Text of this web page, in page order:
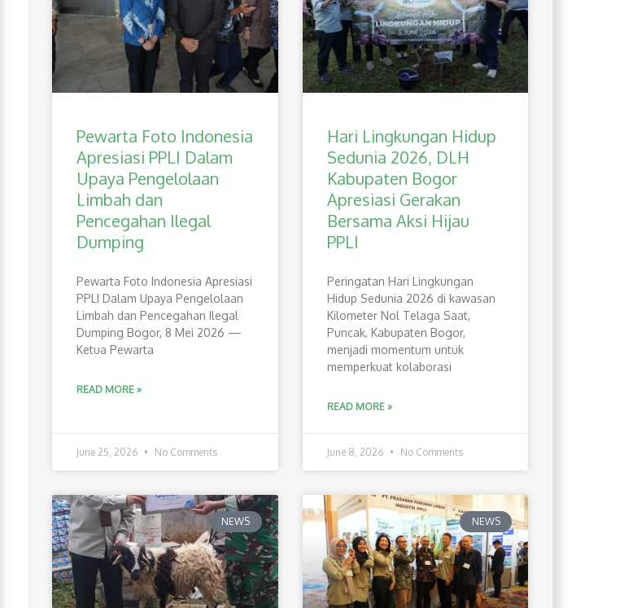
Pewarta Foto Indonesia
Apresiasi PPLI Dalam
Upaya Pengelolaan
Limbah dan
Pencegahan Ilegal
Dumping
Pewarta Foto Indonesia Apresiasi
PPLI Dalam Upaya Pengelolaan
Limbah dan Pencegahan Ilegal
Dumping Bogor, 8 Mei 2026 —
Ketua Pewarta
READ MORE »
June 25, 2026 No Comments
Hari Lingkungan Hidup
Sedunia 2026, DLH
Kabupaten Bogor
Apresiasi Gerakan
Bersama Aksi Hijau
PPLI
Peringatan Hari Lingkungan
Hidup Sedunia 2026 di kawasan
Kilometer Nol Telaga Saat,
Puncak, Kabupaten Bogor,
menjadi momentum untuk
memperkuat kolaborasi
READ MORE »
June 8, 2026 No Comments
NEWS NEWS